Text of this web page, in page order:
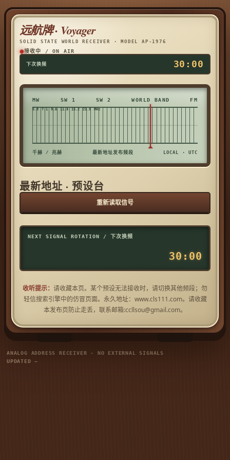
远航牌 · Voyager
SOLID STATE WORLD RECEIVER · MODEL AP-1976
接收中 / ON AIR
下次换频 30:00
MW SW 1 SW 2 WORLD BAND FM
千赫 / 兆赫 最新地址发布频段 LOCAL · UTC
最新地址 · 预设台
重新读取信号
NEXT SIGNAL ROTATION / 下次换频
30:00
收听提示： 请收藏本页。某个预设无法接收时，请切换其他频段；勿
轻信搜索引擎中的仿冒页面。永久地址：www.cls111.com。请收藏
本发布页防止走丢，联系邮箱:ccllsou@gmail.com。
ANALOG ADDRESS RECEIVER · NO EXTERNAL SIGNALS
UPDATED —